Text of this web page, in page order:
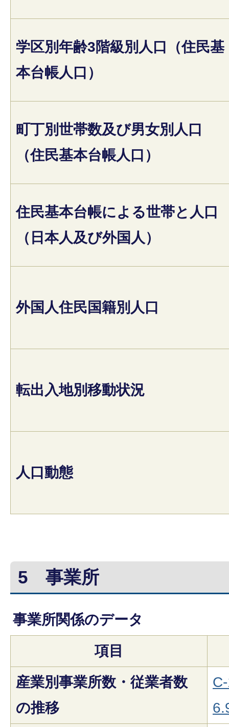
学区別年齢3階級別人口（住民基
本台帳人口）
町丁別世帯数及び男女別人口
（住民基本台帳人口）
住民基本台帳による世帯と人口
（日本人及び外国人）
外国人住民国籍別人口
転出入地別移動状況
人口動態
5 事業所
事業所関係のデータ
項目
産業別事業所数・従業者数
の推移